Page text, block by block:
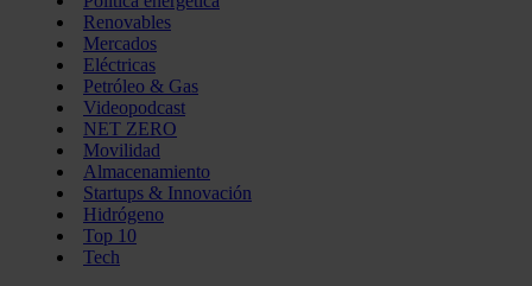
Renovables
Mercados
Eléctricas
Petróleo & Gas
Videopodcast
NET ZERO
Movilidad
Almacenamiento
Startups & Innovación
Hidrógeno
Top 10
Tech